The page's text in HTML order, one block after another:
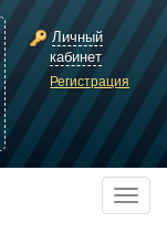
Личный
кабинет
Регистрация